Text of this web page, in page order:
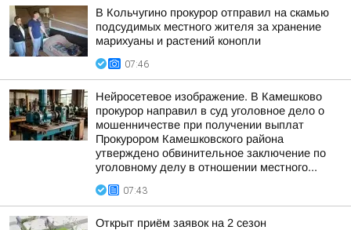
В Кольчугино прокурор отправил на скамью
подсудимых местного жителя за хранение
марихуаны и растений конопли
07:46
Нейросетевое изображение. В Камешково
прокурор направил в суд уголовное дело о
мошенничестве при получении выплат
Прокурором Камешковского района
утверждено обвинительное заключение по
уголовному делу в отношении местного...
07:43
Открыт приём заявок на 2 сезон